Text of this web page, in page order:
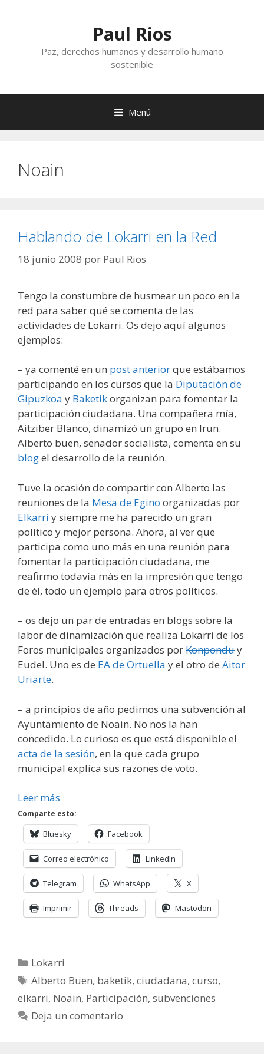
Paul Rios
Paz, derechos humanos y desarrollo humano
sostenible
Menú
Noain
Hablando de Lokarri en la Red
18 junio 2008 por Paul Rios
Tengo la constumbre de husmear un poco en la
red para saber qué se comenta de las
actividades de Lokarri. Os dejo aquí algunos
ejemplos:
– ya comenté en un post anteriorque estábamos
participando en los cursos que la Diputación de
Gipuzkoa y Baketikorganizan para fomentar la
participación ciudadana. Una compañera mía,
Aitziber Blanco, dinamizó un grupo en Irun.
Alberto buen, senador socialista, comenta en su
blogel desarrollo de la reunión.
Tuve la ocasión de compartir con Alberto las
reuniones de la Mesa de Egino organizadas por
Elkarri y siempre me ha parecido un gran
político y mejor persona. Ahora, al ver que
participa como uno más en una reunión para
fomentar la participación ciudadana, me
reafirmo todavía más en la impresión que tengo
de él, todo un ejemplo para otros políticos.
– os dejo un par de entradas en blogs sobre la
labor de dinamización que realiza Lokarri de los
Foros municipales organizados porKonponduy
Eudel. Uno es de EA de Ortuellay el otro de Aitor
Uriarte.
– a principios de año pedimos una subvención al
Ayuntamiento de Noain. No nos la han
concedido. Lo curioso es que está disponible el
acta de la sesión, en la que cada grupo
municipal explica sus razones de voto.
Leer más
Comparte esto:
Bluesky Facebook
Correo electrónico LinkedIn
Telegram WhatsApp X
Imprimir Threads Mastodon
Categorías
Lokarri
Etiquetas
Alberto Buen, baketik,ciudadana,curso,
elkarri, Noain, Participación, subvenciones
Deja un comentario